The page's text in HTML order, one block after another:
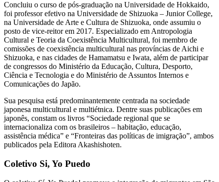
Concluiu o curso de pós-graduação na Universidade de Hokkaido,
foi professor efetivo na Universidade de Shizuoka – Junior College,
na Universidade de Arte e Cultura de Shizuoka, onde assumiu o
posto de vice-reitor em 2017. Especializado em Antropologia
Cultural e Teoria da Coexistência Multicultural, foi membro de
comissões de coexistência multicultural nas províncias de Aichi e
Shizuoka, e nas cidades de Hamamatsu e Iwata, além de participar
de congressos do Ministério da Educação, Cultura, Desporto,
Ciência e Tecnologia e do Ministério de Assuntos Internos e
Comunicações do Japão.
Sua pesquisa está predominantemente centrada na sociedade
japonesa multicultural e multiétnica. Dentre suas publicações em
japonês, constam os livros “Sociedade regional que se
internacionaliza com os brasileiros – habitação, educação,
assistência médica” e “Fronteiras das políticas de imigração”, ambos
publicados pela Editora Akashishoten.
Coletivo Si, Yo Puedo